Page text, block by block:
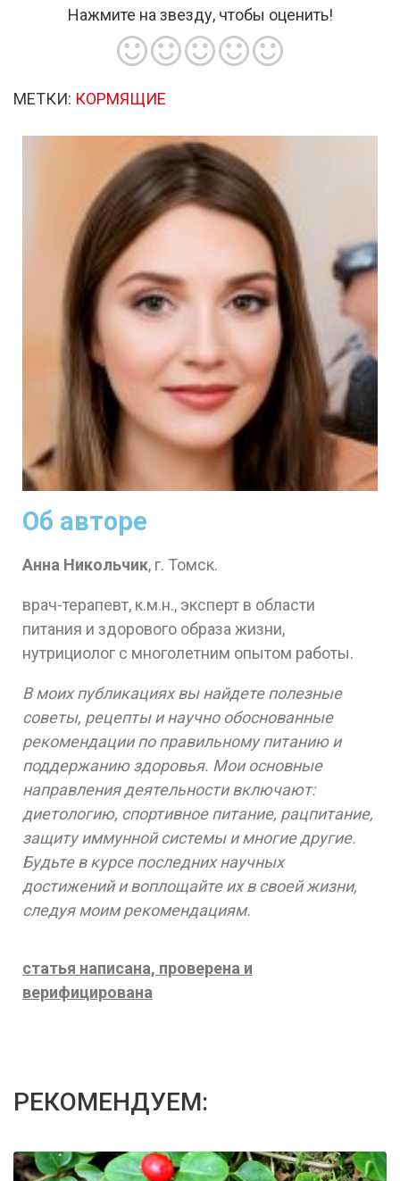
Нажмите на звезду, чтобы оценить!
МЕТКИ: КОРМЯЩИЕ
Об авторе
Анна Никольчик, г. Томск.
врач-терапевт, к.м.н., эксперт в области
питания и здорового образа жизни,
нутрициолог с многолетним опытом работы.
В моих публикациях вы найдете полезные
советы, рецепты и научно обоснованные
рекомендации по правильному питанию и
поддержанию здоровья. Мои основные
направления деятельности включают:
диетологию, спортивное питание, рацпитание,
защиту иммунной системы и многие другие.
Будьте в курсе последних научных
достижений и воплощайте их в своей жизни,
следуя моим рекомендациям.
статья написана, проверена и
верифицирована
РЕКОМЕНДУЕМ: